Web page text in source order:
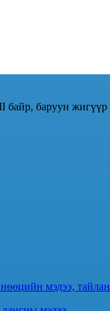
байр, баруун жигүүр
мэдээ, тайлан